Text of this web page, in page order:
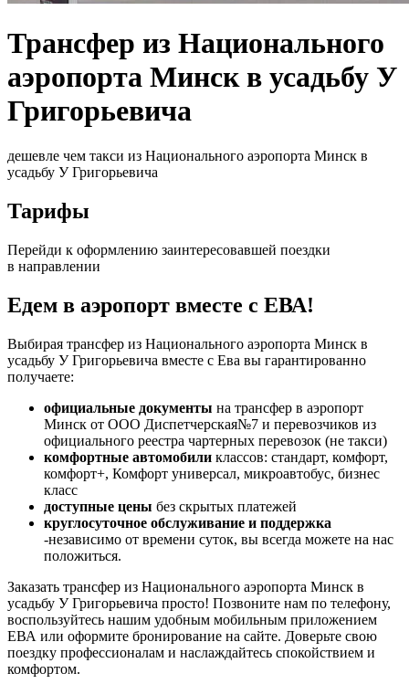
Трансфер из Национального
аэропорта Минск в усадьбу У
Григорьевича
дешевле чем такси из Национального аэропорта Минск в
усадьбу У Григорьевича
Тарифы
Перейди к оформлению заинтересовавшей поездки
в направлении
Едем в аэропорт вместе с ЕВА!
Выбирая трансфер из Национального аэропорта Минск в
усадьбу У Григорьевича вместе с Ева вы гарантированно
получаете:
официальные документы на трансфер в аэропорт
Минск от ООО Диспетчерская№7 и перевозчиков из
официального реестра чартерных перевозок (не такси)
комфортные автомобили классов: стандарт, комфорт,
комфорт+, Комфорт универсал, микроавтобус, бизнес
класс
доступные цены без скрытых платежей
круглосуточное обслуживание и поддержка
-независимо от времени суток, вы всегда можете на нас
положиться.
Заказать трансфер из Национального аэропорта Минск в
усадьбу У Григорьевича просто! Позвоните нам по телефону,
воспользуйтесь нашим удобным мобильным приложением
ЕВА или оформите бронирование на сайте. Доверьте свою
поездку профессионалам и наслаждайтесь спокойствием и
комфортом.